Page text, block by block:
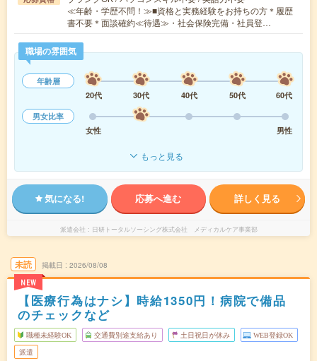
≪年齢・学歴不問！≫■資格と実務経験をお持ちの方＊履歴
書不要＊面談確約≪待遇≫・社会保険完備・社員登…
職場の雰囲気
年齢層
20代
30代 40代 50代
60代
男女比率
女性
男性
もっと見る
気になる! 応募へ進む 詳しく見る
派遣会社 日研トータルソーシング株式会社 メディカルケア事業部
未読
NEW
掲載日 2026/08/08
【医療行為はナシ】時給1350円！病院で備品
のチェックなど
職種未経験OK 交通費別途支給あり 土日祝日が休み WEB登録OK
派遣